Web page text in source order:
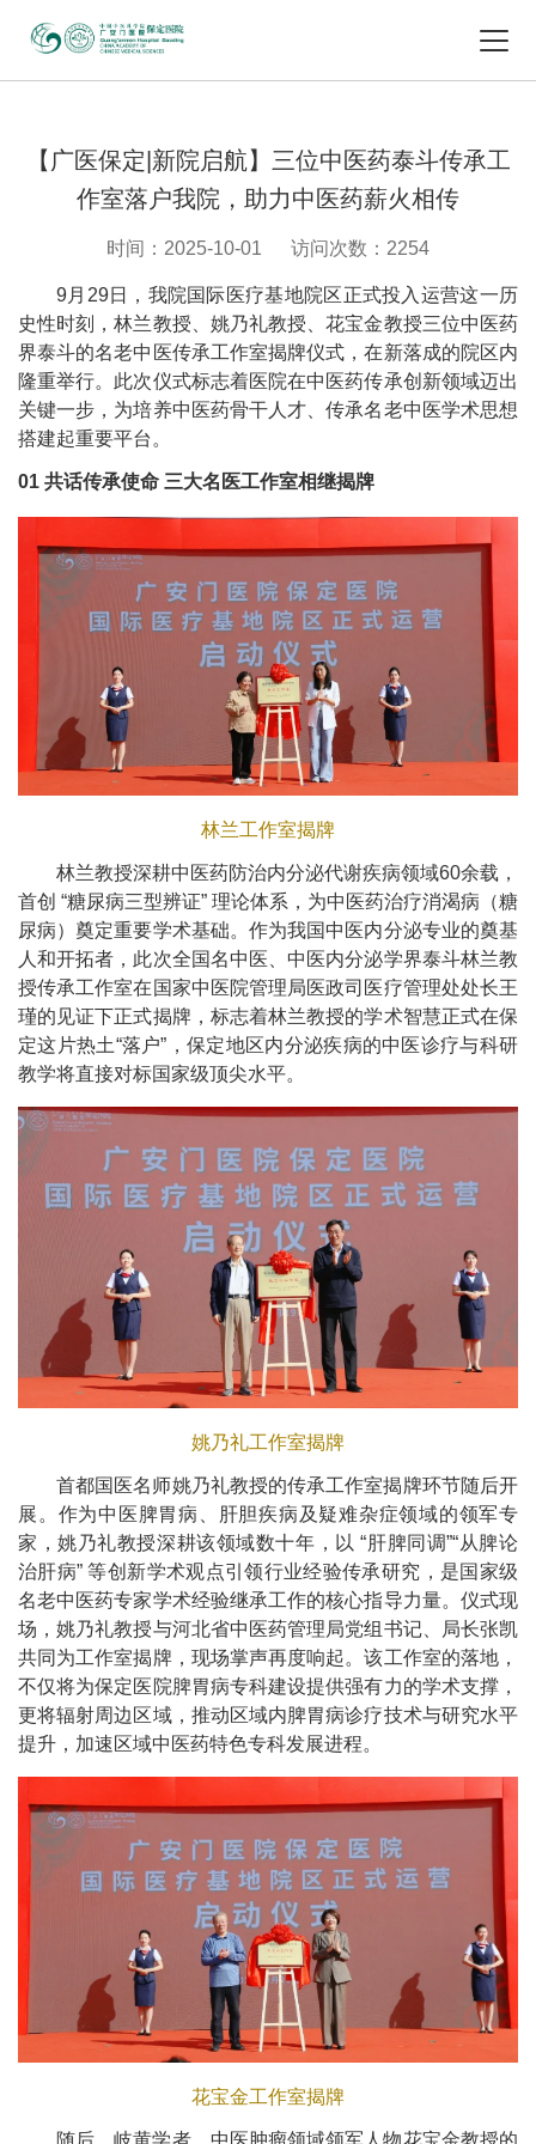
【广医保定|新院启航】三位中医药泰斗传承工
作室落户我院，助力中医药薪火相传
时间：2025-10-01 访问次数：2254
9月29日，我院国际医疗基地院区正式投入运营这一历
史性时刻，林兰教授、姚乃礼教授、花宝金教授三位中医药
界泰斗的名老中医传承工作室揭牌仪式，在新落成的院区内
隆重举行。此次仪式标志着医院在中医药传承创新领域迈出
关键一步，为培养中医药骨干人才、传承名老中医学术思想
搭建起重要平台。
01 共话传承使命 三大名医工作室相继揭牌
林兰工作室揭牌
林兰教授深耕中医药防治内分泌代谢疾病领域60余载，
首创 “糖尿病三型辨证” 理论体系，为中医药治疗消渴病（糖
尿病）奠定重要学术基础。作为我国中医内分泌专业的奠基
人和开拓者，此次全国名中医、中医内分泌学界泰斗林兰教
授传承工作室在国家中医院管理局医政司医疗管理处处长王
瑾的见证下正式揭牌，标志着林兰教授的学术智慧正式在保
定这片热土“落户”，保定地区内分泌疾病的中医诊疗与科研
教学将直接对标国家级顶尖水平。
姚乃礼工作室揭牌
首都国医名师姚乃礼教授的传承工作室揭牌环节随后开
展。作为中医脾胃病、肝胆疾病及疑难杂症领域的领军专
家，姚乃礼教授深耕该领域数十年，以 “肝脾同调”“从脾论
治肝病” 等创新学术观点引领行业经验传承研究，是国家级
名老中医药专家学术经验继承工作的核心指导力量。仪式现
场，姚乃礼教授与河北省中医药管理局党组书记、局长张凯
共同为工作室揭牌，现场掌声再度响起。该工作室的落地，
不仅将为保定医院脾胃病专科建设提供强有力的学术支撑，
更将辐射周边区域，推动区域内脾胃病诊疗技术与研究水平
提升，加速区域中医药特色专科发展进程。
花宝金工作室揭牌